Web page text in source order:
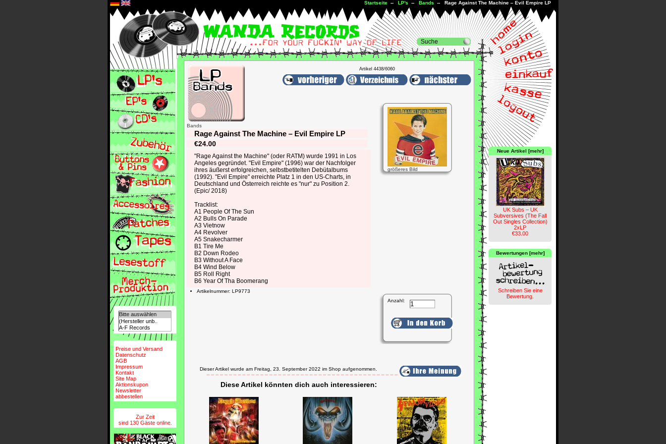
Startseite -- LP's -- Bands -- Rage Against The Machine – Evil Empire LP
Preise und Versand
Datenschutz
AGB
Impressum
Kontakt
Site Map
Aktionskupon
Newsletter
abbestellen
Zur Zeit
sind 130 Gäste online.
Neue Artikel [mehr]
UK Subs – UK
Subversives (The Fall
Out Singles Collection)
2xLP
€33.00
Bewertungen [mehr]
Schreiben Sie eine
Bewertung.
Bands
Artikel 4438/6060
größeres Bild
Rage Against The Machine – Evil Empire LP
€24.00
"Rage Against the Machine" (oder RATM) wurde 1991 in Los
Angeles gegründet. "Evil Empire" (1996) war der Nachfolger
ihres äußerst erfolgreichen, selbstbetitelten Debütalbums
(1992). "Evil Empire" erreichte Platz 1 in den US-Charts, in
Deutschland und Österreich reichte es "nur" zu Position 2.
(Epic/ 2018)
Tracklist:
A1 People Of The Sun
A2 Bulls On Parade
A3 Vietnow
A4 Revolver
A5 Snakecharmer
B1 Tire Me
B2 Down Rodeo
B3 Without A Face
B4 Wind Below
B5 Roll Right
B6 Year Of Tha Boomerang
Anzahl:
Artikelnummer: LP9773
Dieser Artikel wurde am Freitag, 23. September 2022 im Shop aufgenommen.
Diese Artikel könnten dich auch interessieren: